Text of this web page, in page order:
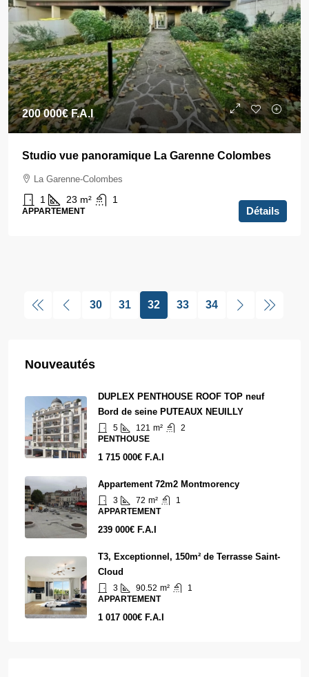
200 000€F.A.I
Studio vue panoramique La Garenne Colombes
La Garenne-Colombes
1 23 m² 1
APPARTEMENT Détails
30 31 32 33 34
Nouveautés
DUPLEX PENTHOUSE ROOF TOP neuf
Bord de seine PUTEAUX NEUILLY
5 121 m²
2
PENTHOUSE
1 715 000€ F.A.I
Appartement 72m2 Montmorency
3 72 m²
1
APPARTEMENT
239 000€ F.A.I
T3, Exceptionnel, 150m² de Terrasse Saint-
Cloud
3 90.52 m²
1
APPARTEMENT
1 017 000€ F.A.I